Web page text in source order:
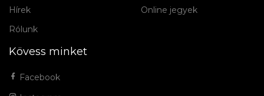
Hírek
Rólunk
Online jegyek
Kövess minket
Facebook